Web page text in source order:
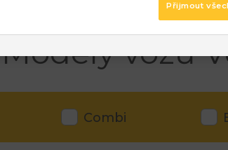
Modely vozů
Combi
Přijmout